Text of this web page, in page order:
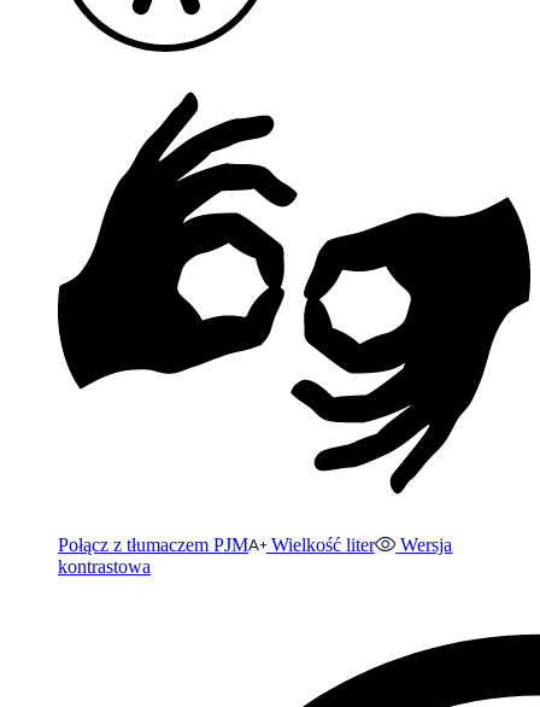
Połącz z tłumaczem PJM Wielkość liter
Wersja
kontrastowa